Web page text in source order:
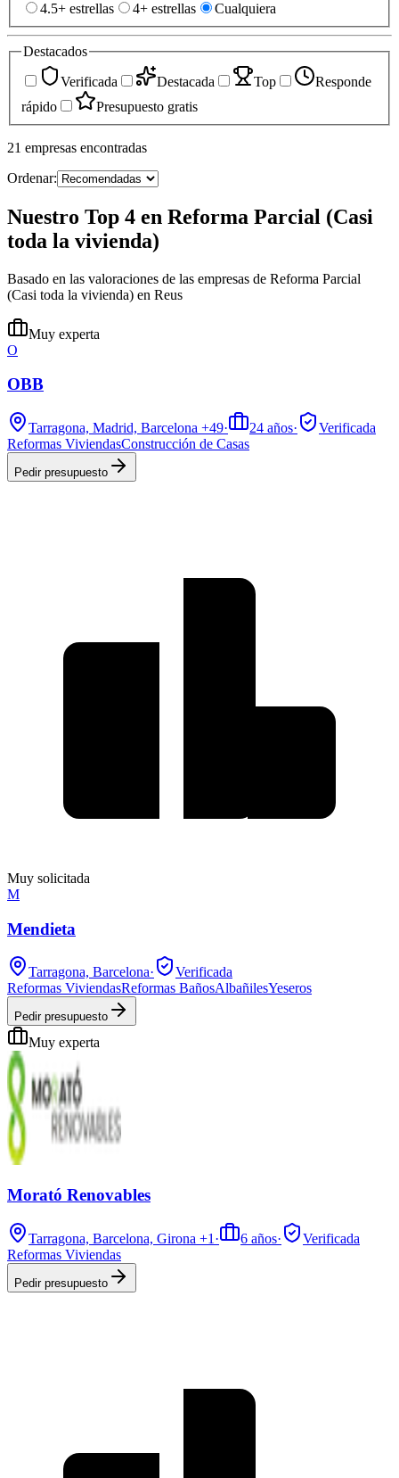
4.5+ estrellas
4+ estrellas Cualquiera
Destacados
Verificada
Destacada Top
Responde
rápido
Presupuesto gratis
21 empresas encontradas
Ordenar:
Nuestro Top 4 en Reforma Parcial (Casi
toda la vivienda)
Basado en las valoraciones de las empresas de Reforma Parcial
(Casi toda la vivienda) en Reus
Muy experta
O
OBB
Tarragona, Madrid, Barcelona +49· 24 años·
Verificada
Reformas ViviendasConstrucción de Casas
Pedir presupuesto
Muy solicitada
M
Mendieta
Tarragona, Barcelona·
Verificada
Reformas ViviendasReformas BañosAlbañilesYeseros
Pedir presupuesto
Muy experta
Morató Renovables
Tarragona, Barcelona, Girona +1 · 6 años·
Verificada
Reformas Viviendas
Pedir presupuesto